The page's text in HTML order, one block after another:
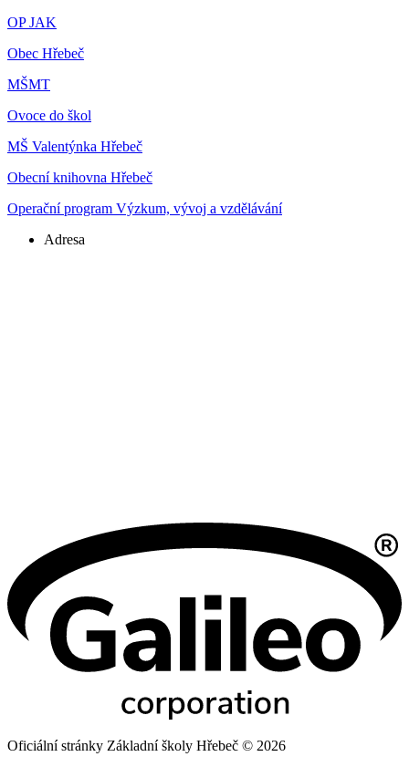
OP JAK
Obec Hřebeč
MŠMT
Ovoce do škol
MŠ Valentýnka Hřebeč
Obecní knihovna Hřebeč
Operační program Výzkum, vývoj a vzdělávání
Adresa
Oficiální stránky Základní školy Hřebeč © 2026